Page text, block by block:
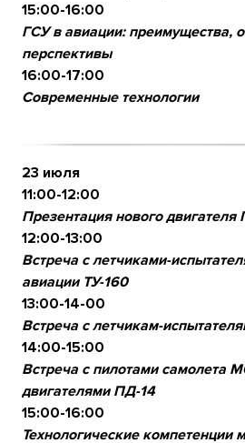
15:00-16:00
ГСУ в авиации: преимущества,
перспективы
16:00-17:00
Современные технологии
23 июля
11:00-12:00
Презентация нового
12:00-13:00
Встреча с летчиками-
авиации ТУ-160
13:00-14-00
Встреча с летчикам-
14:00-15:00
Встреча с пилотами самолета
двигателями ПД-14
15:00-16:00
Технологические компетенции